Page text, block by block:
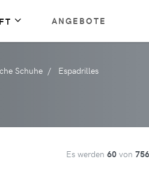
ANGEBOTE
Schuhe Espadrilles
Es werden 60 von 756